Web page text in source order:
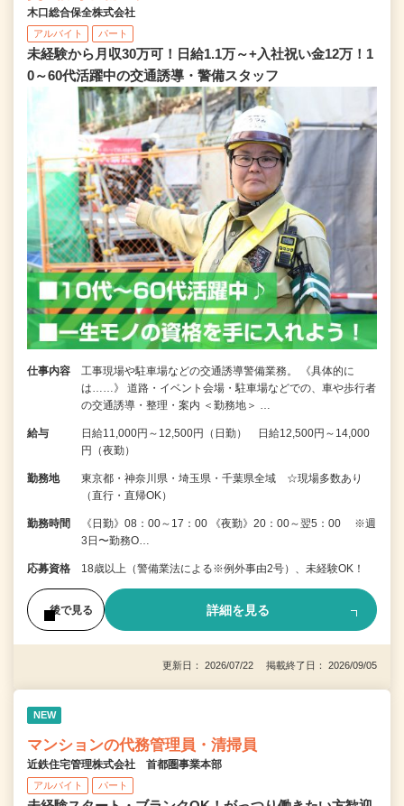
木口総合保全株式会社
アルバイト パート
未経験から月収30万可！日給1.1万～+入社祝い金12万！1
0～60代活躍中の交通誘導・警備スタッフ
仕事内容
工事現場や駐車場などの交通誘導警備業務。 《具体的に
は……》 道路・イベント会場・駐車場などでの、車や歩行者
の交通誘導・整理・案内 ＜勤務地＞ …
給与
日給11,000円～12,500円（日勤） 日給12,500円～14,000
円（夜勤）
勤務地
東京都・神奈川県・埼玉県・千葉県全域 ☆現場多数あり
（直行・直帰OK）
勤務時間
《日勤》08：00～17：00 《夜勤》20：00～翌5：00 ※週
3日〜勤務O…
応募資格 18歳以上（警備業法による※例外事由2号）、未経験OK！
後で見る 詳細を見る
更新日： 2026/07/22 掲載終了日： 2026/09/05
NEW
マンションの代務管理員・清掃員
近鉄住宅管理株式会社 首都圏事業本部
アルバイト パート